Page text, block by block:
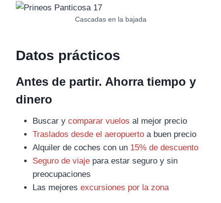
Cascadas en la bajada
Datos prácticos
Antes de partir. Ahorra tiempo y
dinero
Buscar y comparar vuelos al mejor precio
Traslados desde el aeropuerto a buen precio
Alquiler de coches con un 15% de descuento
Seguro de viaje para estar seguro y sin
preocupaciones
Las mejores excursiones por la zona